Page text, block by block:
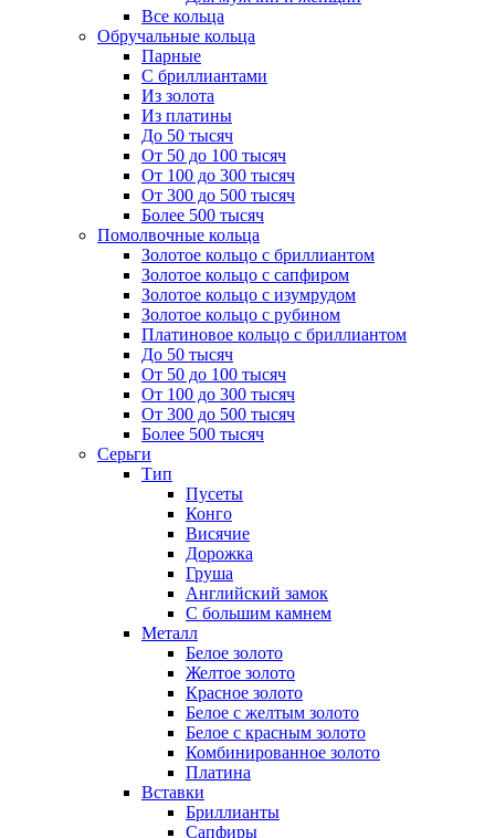
Все кольца
Обручальные кольца
Парные
С бриллиантами
Из золота
Из платины
До 50 тысяч
От 50 до 100 тысяч
От 100 до 300 тысяч
От 300 до 500 тысяч
Более 500 тысяч
Помолвочные кольца
Золотое кольцо с бриллиантом
Золотое кольцо с сапфиром
Золотое кольцо с изумрудом
Золотое кольцо с рубином
Платиновое кольцо с бриллиантом
До 50 тысяч
От 50 до 100 тысяч
От 100 до 300 тысяч
От 300 до 500 тысяч
Более 500 тысяч
Серьги
Тип
Пусеты
Конго
Висячие
Дорожка
Груша
Английский замок
С большим камнем
Металл
Белое золото
Желтое золото
Красное золото
Белое с желтым золото
Белое с красным золото
Комбинированное золото
Платина
Вставки
Бриллианты
Сапфиры